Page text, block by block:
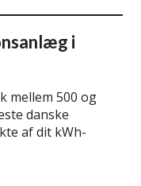
i
mellem 500 og
danske
af dit kWh-